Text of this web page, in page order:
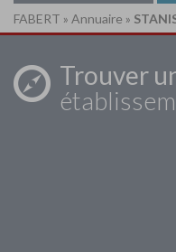
FABERT » Annuaire »
Trouver